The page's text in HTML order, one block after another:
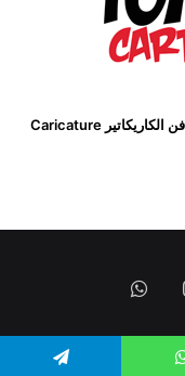
- موقع إلكتروني متخصص في مجال فن الكاريكاتير Caricature
انستقرامواتساب